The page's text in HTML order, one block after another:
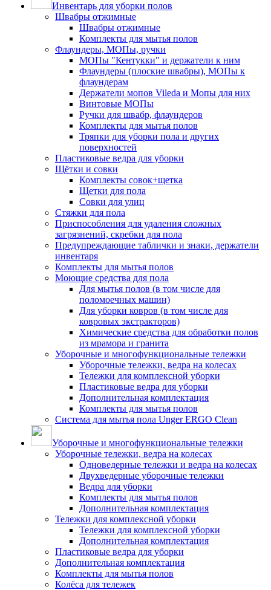
Инвентарь для уборки полов
Швабры отжимные
Швабры отжимные
Комплекты для мытья полов
Флаундеры, МОПы, ручки
МОПы "Кентукки" и держатели к ним
Флаундеры (плоские швабры), МОПы к
флаундерам
Держатели мопов Vileda и Мопы для них
Винтовые МОПы
Ручки для швабр, флаундеров
Комплекты для мытья полов
Тряпки для уборки пола и других
поверхностей
Пластиковые ведра для уборки
Щётки и совки
Комплекты совок+щетка
Щетки для пола
Совки для улиц
Стяжки для пола
Приспособления для удаления сложных
загрязнений, скребки для пола
Предупреждающие таблички и знаки, держатели
инвентаря
Комплекты для мытья полов
Моющие средства для пола
Для мытья полов (в том числе для
поломоечных машин)
Для уборки ковров (в том числе для
ковровых экстракторов)
Химические средства для обработки полов
из мрамора и гранита
Уборочные и многофункциональные тележки
Уборочные тележки, ведра на колесах
Тележки для комплексной уборки
Пластиковые ведра для уборки
Дополнительная комплектация
Комплекты для мытья полов
Система для мытья пола Unger ERGO Clean
Уборочные и многофункциональные тележки
Уборочные тележки, ведра на колесах
Одноведерные тележки и ведра на колесах
Двухведерные уборочные тележки
Ведра для уборки
Комплекты для мытья полов
Дополнительная комплектация
Тележки для комплексной уборки
Тележки для комплексной уборки
Дополнительная комплектация
Пластиковые ведра для уборки
Дополнительная комплектация
Комплекты для мытья полов
Колёса для тележек